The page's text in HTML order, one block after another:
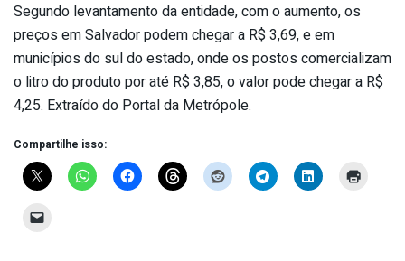
Segundo levantamento da entidade, com o aumento, os
preços em Salvador podem chegar a R$ 3,69, e em
municípios do sul do estado, onde os postos comercializam
o litro do produto por até R$ 3,85, o valor pode chegar a R$
4,25. Extraído do Portal da Metrópole.
Compartilhe isso: